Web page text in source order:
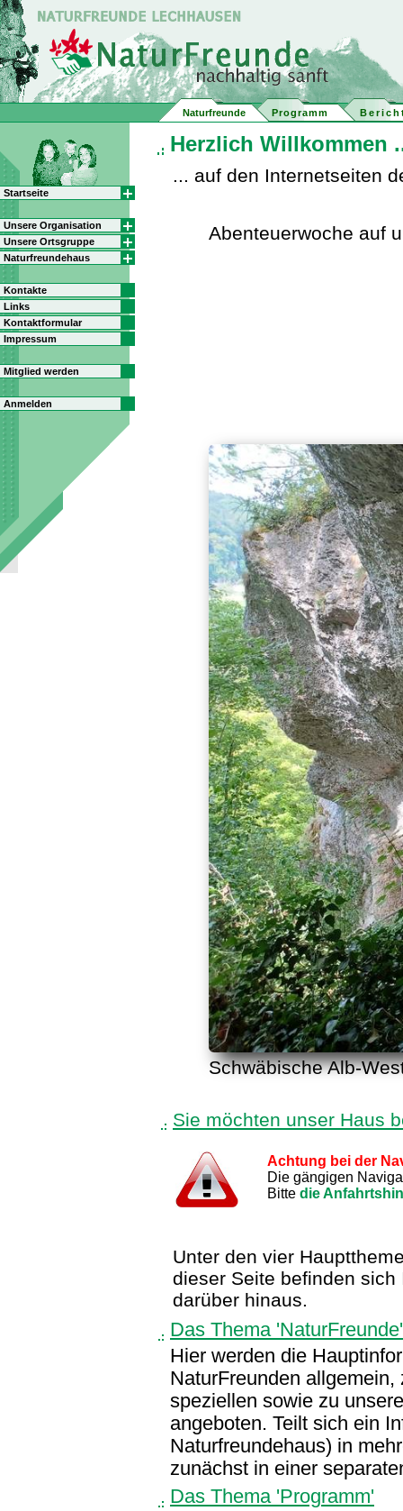
Naturfreunde Programm
Startseite
Unsere Organisation
Unsere Ortsgruppe
Naturfreundehaus
Kontakte
Links
Kontaktformular
Impressum
Mitglied werden
Anmelden
Herzlich Willkommen
... auf den Internetseiten
Abenteuerwoche auf
Schwäbische Alb-
Sie möchten unser Haus
Achtung bei der
Die gängigen
Bitte die
Unter den vier
dieser Seite befinden
darüber hinaus.
Das Thema 'NaturFreunde'
Hier werden die
NaturFreunden
speziellen sowie zu
angeboten. Teilt sich ein
Naturfreundehaus) in
zunächst in einer
Das Thema 'Programm'